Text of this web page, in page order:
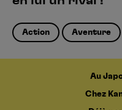
Action Aventure
Au
Chez